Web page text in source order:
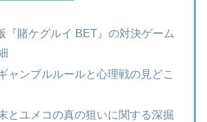
『賭ケグルイ BET』の対決ゲーム
ャンブルルールと心理戦の見どこ
とユメコの真の狙いに関する深掘